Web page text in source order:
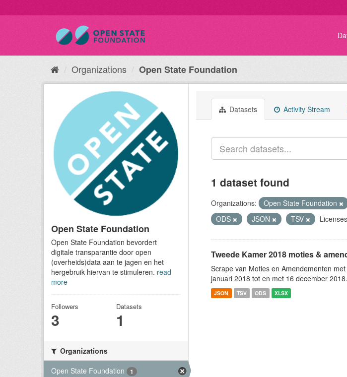
Organizations Open State Foundation
Open State Foundation
Open State Foundation bevordert
digitale transparantie door open
(overheids)data aan te jagen en het
hergebruik hiervan te stimuleren. read
more
Followers
3
Datasets
1
Organizations
Open State Foundation
1
Datasets Activity Stream
1 dataset found
Organizations: Open State Foundation
ODS
JSON TSV
Tweede Kamer 2018 moties &
Scrape van Moties en Amendementen
januari 2018 tot en met 16 december
JSON TSV ODS XLSX